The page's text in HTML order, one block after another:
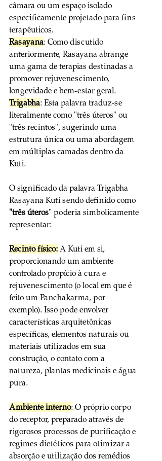
câmara ou um espaço isolado
especificamente projetado para fins
terapêuticos.
Rasayana: Como discutido
anteriormente, Rasayana abrange
uma gama de terapias destinadas a
promover rejuvenescimento,
longevidade e bem-estar geral.
Trigabha: Esta palavra traduz-se
literalmente como "três úteros" ou
"três recintos", sugerindo uma
estrutura única ou uma abordagem
em múltiplas camadas dentro da
Kuti.
O significado da palavra Trigabha
Rasayana Kuti sendo definido como
"três úteros" poderia simbolicamente
representar:
Recinto físico: A Kuti em si,
proporcionando um ambiente
controlado propício à cura e
rejuvenescimento (o local em que é
feito um Panchakarma, por
exemplo). Isso pode envolver
características arquitetônicas
específicas, elementos naturais ou
materiais utilizados em sua
construção, o contato com a
natureza, plantas medicinais e água
pura.
Ambiente interno: O próprio corpo
do receptor, preparado através de
rigorosos processos de purificação e
regimes dietéticos para otimizar a
absorção e utilização dos remédios